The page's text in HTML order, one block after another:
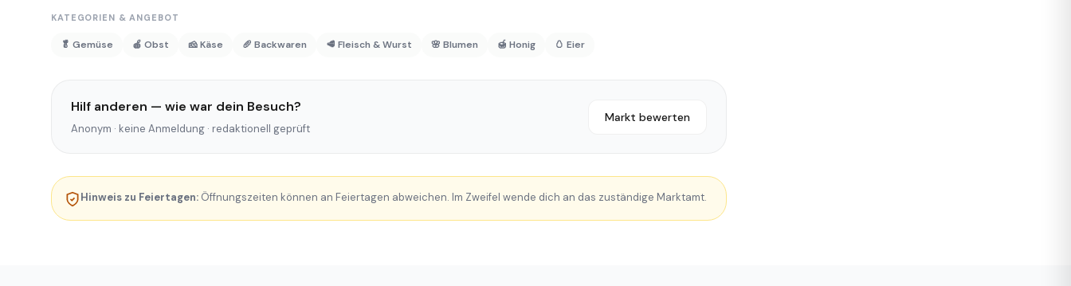
KATEGORIEN & ANGEBOT
🥬 Gemüse 🍎 Obst 🧀 Käse 🥖 Backwaren 🥩 Fleisch & Wurst 🌸 Blumen 🍯 Honig 🥚 Eier
Hilf anderen — wie war dein Besuch?
Anonym · keine Anmeldung · redaktionell geprüft
Markt bewerten
Hinweis zu Feiertagen: Öffnungszeiten können an Feiertagen abweichen. Im Zweifel wende dich an das zuständige Marktamt.